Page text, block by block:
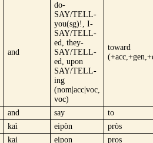
and
do-
SAY/TELL-
you(sg)!, I-
SAY/TELL-
ed, they-
SAY/TELL-
ed, upon
SAY/TELL-
ing
(nom|acc|voc,
voc)
toward
and say
to
kaì eipòn
pròs
kai eipon
pros